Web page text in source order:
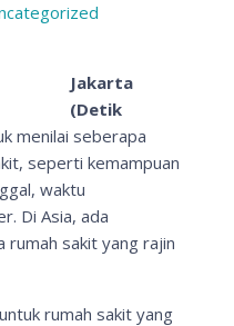
Jakarta
(Detik
menilai seberapa
seperti kemampuan
waktu
Di Asia, ada
rumah sakit yang rajin
rumah sakit yang